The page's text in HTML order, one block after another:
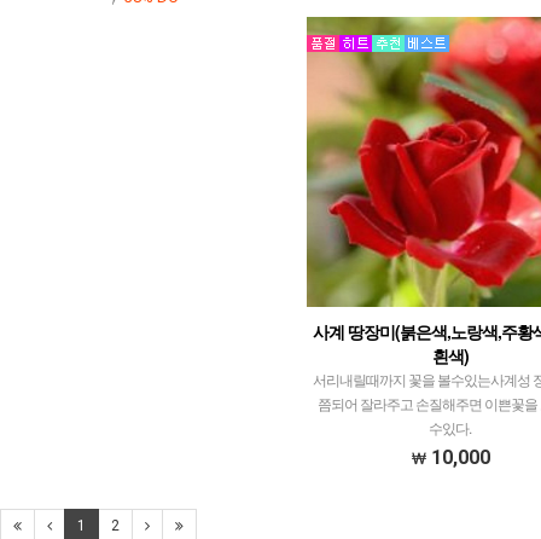
사계 땅장미(붉은색,노랑색,주황
흰색)
서리내릴때까지 꽃을 볼수있는사계성
쯤되어 잘라주고 손질해주면 이쁜꽃을
수있다.
10,000
1 2